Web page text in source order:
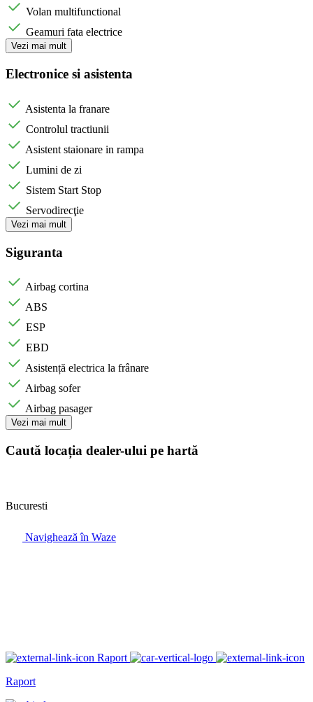
Volan multifunctional
Geamuri fata electrice
Vezi mai mult
Electronice si asistenta
Asistenta la franare
Controlul tractiunii
Asistent staionare in rampa
Lumini de zi
Sistem Start Stop
Servodirecţie
Vezi mai mult
Siguranta
Airbag cortina
ABS
ESP
EBD
Asistență electrica la frânare
Airbag sofer
Airbag pasager
Vezi mai mult
Caută locația dealer-ului pe hartă
Bucuresti
Navighează în Waze
Raport
Raport